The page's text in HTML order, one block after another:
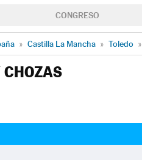
CONGRESO
» Castilla La Mancha » Toledo »